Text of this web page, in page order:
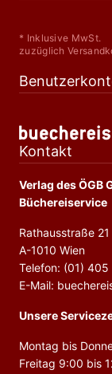
* Inklusive MwSt.
zuzüglich
Kontakt
Verlag des ÖGB
Büchereiservice
Rathausstraße 21
A-1010 Wien
Telefon: (01)
E-Mail:
Unsere
Montag bis
Freitag 9:00 bis